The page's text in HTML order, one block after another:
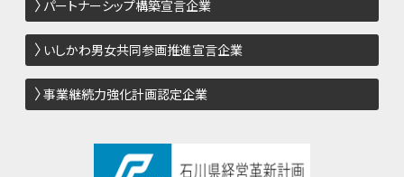
パートナーシップ構築宣言企業
いしかわ男女共同参画推進宣言企業
事業継続力強化計画認定企業